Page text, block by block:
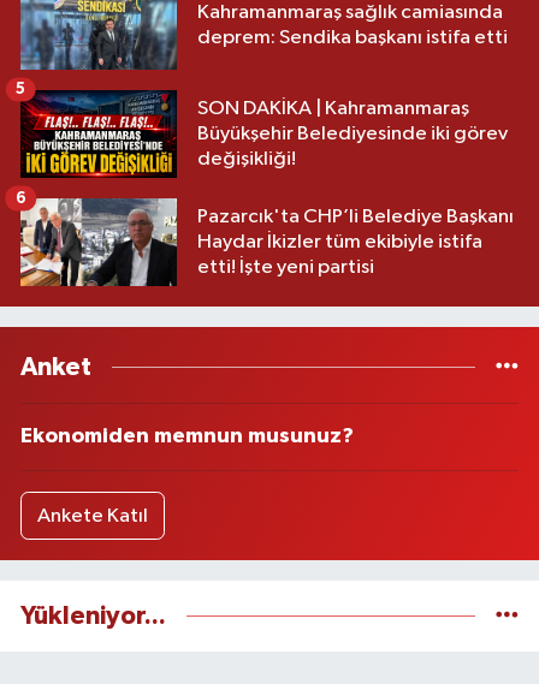
Kahramanmaraş sağlık camiasında
deprem: Sendika başkanı istifa etti
SON DAKİKA | Kahramanmaraş
Büyükşehir Belediyesinde iki görev
değişikliği!
5
Pazarcık'ta CHP’li Belediye Başkanı
Haydar İkizler tüm ekibiyle istifa
etti! İşte yeni partisi
6
Anket
Ekonomiden memnun musunuz?
Ankete Katıl
Yükleniyor...